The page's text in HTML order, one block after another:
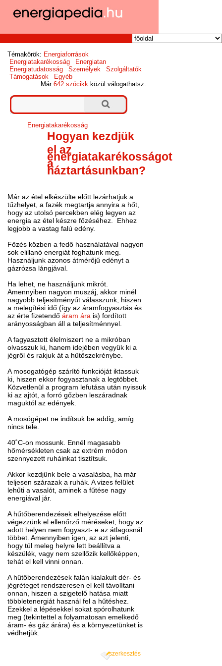
Témakörök: Energiaforrások
Energiatakarékosság
Energiatan
Energiatudatosság
Személyek
Szolgáltatók
Támogatások
Egyéb
Már642 szócikk közül válogathatsz.
Energiatakarékosság
Hogyan kezdjük
el az
energiatakarékosságot
a
háztartásunkban?
Már az étel elkészülte előtt lezárhatjuk a
tűzhelyet, a fazék megtartja annyira a hőt,
hogy az utolsó percekben elég legyen az
energia az étel készre főzéséhez. Ehhez
legjobb a vastag falú edény.
Főzés közben a fedő használatával nagyon
sok elillanó energiát foghatunk meg.
Használjunk azonos átmérőjű edényt a
gázrózsa lángjával.
Ha lehet, ne használjunk mikrót.
Amennyiben nagyon muszáj, akkor minél
nagyobb teljesítményűt válasszunk, hiszen
a melegítési idő (így az áramfogyasztás és
az érte fizetendőáram ára is) fordított
arányosságban áll a teljesítménnyel.
A fagyasztott élelmiszert ne a mikróban
olvasszuk ki, hanem idejében vegyük ki a
jégről és rakjuk át a hűtőszekrénybe.
A mosogatógép szárító funkcióját iktassuk
ki, hiszen ekkor fogyasztanak a legtöbbet.
Közvetlenül a program lefutása után nyissuk
ki az ajtót, a forró gőzben leszáradnak
maguktól az edények.
A mosógépet ne indítsuk be addig, amíg
nincs tele.
40˚C-on mossunk. Ennél magasabb
hőmérsékleten csak az extrém módon
szennyezett ruháinkat tisztítsuk.
Akkor kezdjünk bele a vasalásba, ha már
teljesen szárazak a ruhák. A vizes felület
lehűti a vasalót, aminek a fűtése nagy
energiával jár.
A hűtőberendezések elhelyezése előtt
végezzünk el ellenőrző méréseket, hogy az
adott helyen nem fogyaszt- e az átlagosnál
többet. Amennyiben igen, az azt jelenti,
hogy túl meleg helyre lett beállítva a
készülék, vagy nem szellőzik kellőképpen,
tehát el kell vinni onnan.
A hűtőberendezések falán kialakult dér- és
jégréteget rendszeresen el kell távolítani
onnan, hiszen a szigetelő hatása miatt
többletenergiát használ fel a hűtéshez.
Ezekkel a lépésekkel sokat spórolhatunk
meg (tekintettel a folyamatosan emelkedő
áram- és gáz árára) és a környezetünket is
védhetjük.
szerkesztés